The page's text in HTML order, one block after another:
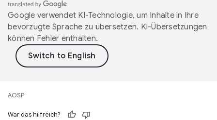
Google verwendet KI-Technologie, um Inhalte in Ihre
bevorzugte Sprache zu übersetzen. KI-Übersetzungen
können Fehler enthalten.
AOSP
War das hilfreich?